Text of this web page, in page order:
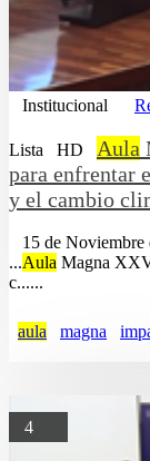
Institucional
Lista HD Aula
para enfrentar
y el cambio
15 de Noviembre
...Aula Magna
c......
aula magna
4